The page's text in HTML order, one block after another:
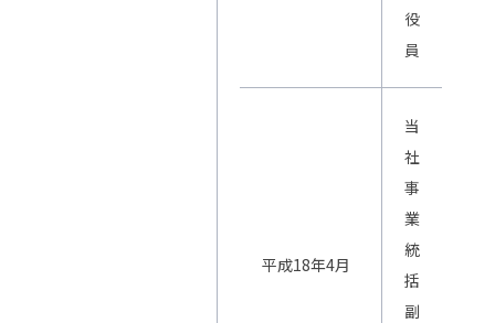
役
員
平成18年4月
当
社
事
業
統
括
副